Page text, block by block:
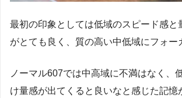
最初の印象としては低域のスピード感と
がとても良く、質の高い中低域にフォー
ノーマル607では中高域に不満はなく、
け量感が出てくると良いなと感じた記憶